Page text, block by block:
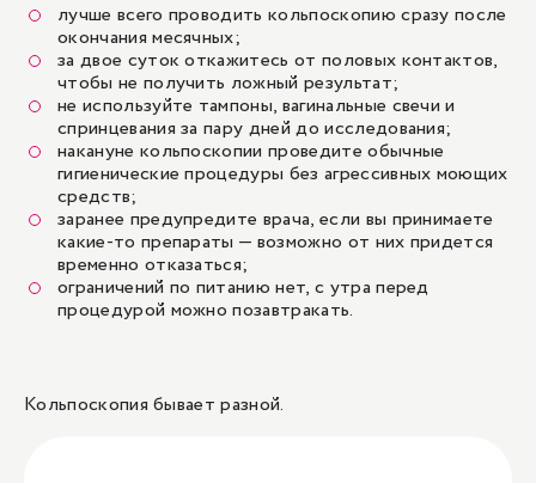
лучше всего проводить кольпоскопию сразу после
окончания месячных;
за двое суток откажитесь от половых контактов,
чтобы не получить ложный результат;
не используйте тампоны, вагинальные свечи и
спринцевания за пару дней до исследования;
накануне кольпоскопии проведите обычные
гигиенические процедуры без агрессивных моющих
средств;
заранее предупредите врача, если вы принимаете
какие-то препараты — возможно от них придется
временно отказаться;
ограничений по питанию нет, с утра перед
процедурой можно позавтракать.
Кольпоскопия бывает разной.